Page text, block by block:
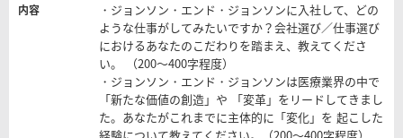
内容
・ジョンソン・エンド・ジョンソンに入社して、どの
ような仕事がしてみたいですか？会社選び／仕事選び
におけるあなたのこだわりを踏まえ、教えてくださ
い。 （200～400字程度）
・ジョンソン・エンド・ジョンソンは医療業界の中で
「新たな価値の創造」や 「変革」をリードしてきまし
た。あなたがこれまでに主体的に「変化」を 起こした